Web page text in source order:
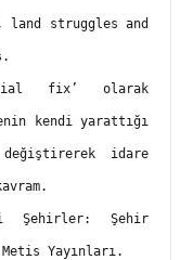
land struggles and
fix’ olarak
kendi yarattığı
idare
Şehirler: Şehir
Metis Yayınları.